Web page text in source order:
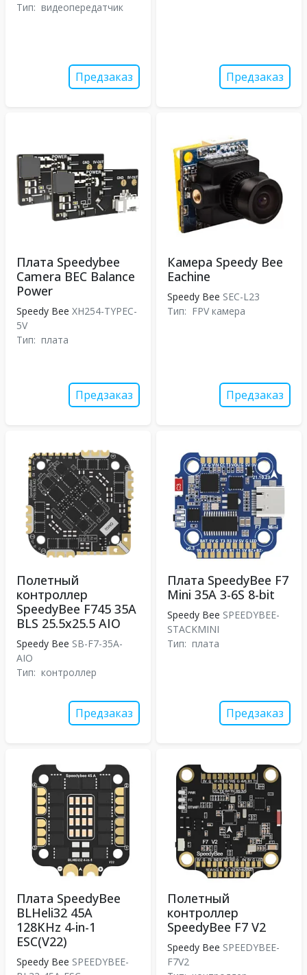
Тип: видеопередатчик
Предзаказ Предзаказ
Плата Speedybee
Camera BEC Balance
Power
Speedy Bee XH254-TYPEC-
5V
Тип: плата
Предзаказ
Камера Speedy Bee
Eachine
Speedy Bee SEC-L23
Тип: FPV камера
Предзаказ
Полетный
контроллер
SpeedyBee F745 35A
BLS 25.5x25.5 AIO
Speedy Bee SB-F7-35A-
AIO
Тип: контроллер
Предзаказ
Плата SpeedyBee F7
Mini 35A 3-6S 8-bit
Speedy Bee SPEEDYBEE-
STACKMINI
Тип: плата
Предзаказ
Плата SpeedyBee
BLHeli32 45A
128KHz 4-in-1
ESC(V22)
Speedy Bee SPEEDYBEE-
Полетный
контроллер
SpeedyBee F7 V2
Speedy Bee SPEEDYBEE-
F7V2